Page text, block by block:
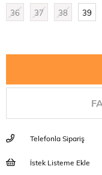
36 37 38 39
Telefonla Sipariş
İstek Listeme Ekle